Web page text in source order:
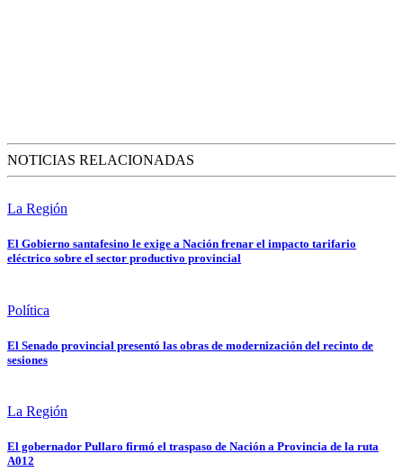
NOTICIAS RELACIONADAS
La Región
El Gobierno santafesino le exige a Nación frenar el impacto tarifario
eléctrico sobre el sector productivo provincial
Política
El Senado provincial presentó las obras de modernización del recinto de
sesiones
La Región
El gobernador Pullaro firmó el traspaso de Nación a Provincia de la ruta
A012